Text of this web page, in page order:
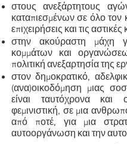
στους ανεξάρτητους
καταπιεσμένων σε όλο τον
επιχειρήσεις και τις
στην ακούραστη μάχη
κομμάτων και
πολιτική ανεξαρτησία της
στον δημοκρατικό,
(ανα)οικοδόμηση μιας
είναι ταυτόχρονα και
φεμινιστική, σε μια
από ποτέ, για μια
αυτοοργάνωση και την